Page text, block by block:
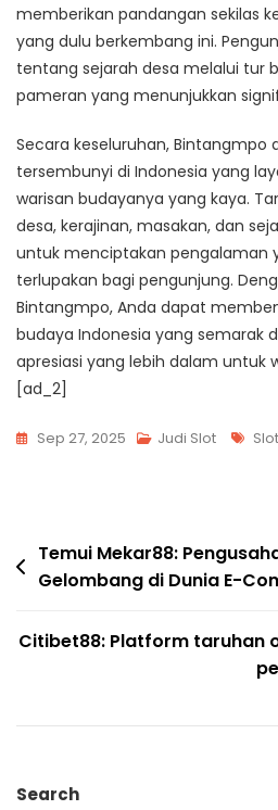
memberikan pandangan sekilas
yang dulu berkembang ini.
tentang sejarah desa melalui tur
pameran yang menunjukkan
Secara keseluruhan, Bintangmpo
tersembunyi di Indonesia yang
warisan budayanya yang kaya.
desa, kerajinan, masakan, dan
untuk menciptakan pengalaman
terlupakan bagi pengunjung.
Bintangmpo, Anda dapat
budaya Indonesia yang semarak
apresiasi yang lebih dalam untuk
[ad_2]
Sep 27, 2025 Judi Slot Tags
Slot
Post
navigation
Temui Mekar88:
Gelombang di Dunia E-
Citibet88: Platform taruhan
Search